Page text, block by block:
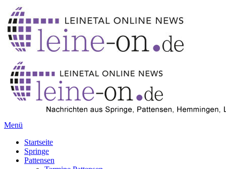
Menü
Startseite
Springe
Pattensen